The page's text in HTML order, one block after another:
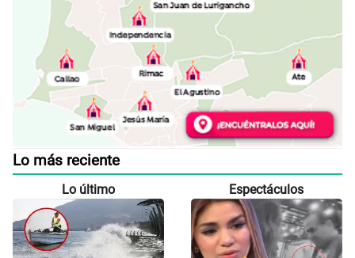
Lo más reciente
Lo último Espectáculos